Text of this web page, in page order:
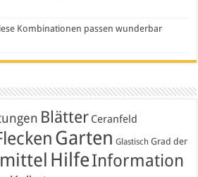
Kombinationen passen wunderbar
Blätter Ceranfeld
Garten Glastisch Grad der
HilfeInformation